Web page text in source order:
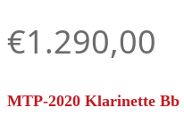
€1.290,00
MTP-2020 Klarinette Bb